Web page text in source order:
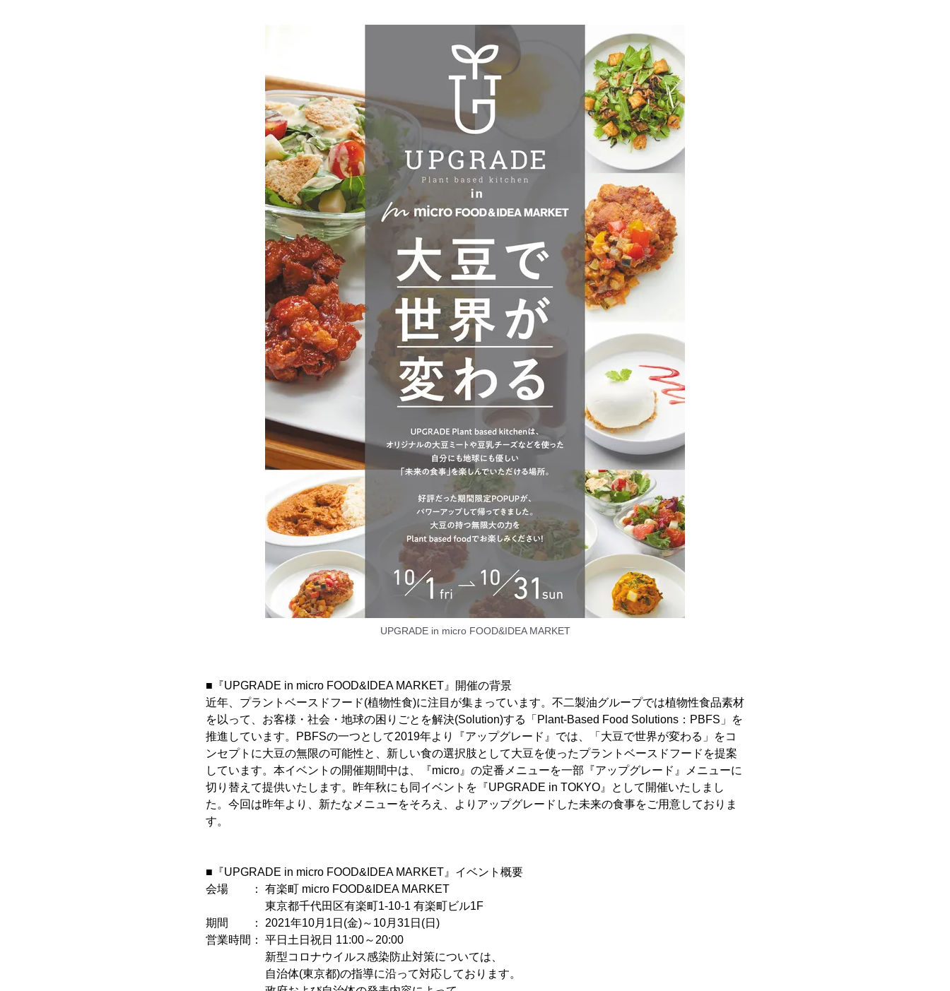
UPGRADE in micro FOOD&IDEA MARKET
■『UPGRADE in micro FOOD&IDEA MARKET』開催の背景
近年、プラントベースドフード(植物性食)に注目が集まっています。不二製油グループでは植物性食品素材
を以って、お客様・社会・地球の困りごとを解決(Solution)する「Plant-Based Food Solutions：PBFS」を
推進しています。PBFSの一つとして2019年より『アップグレード』では、「大豆で世界が変わる」をコ
ンセプトに大豆の無限の可能性と、新しい食の選択肢として大豆を使ったプラントベースドフードを提案
しています。本イベントの開催期間中は、『micro』の定番メニューを一部『アップグレード』メニューに
切り替えて提供いたします。昨年秋にも同イベントを『UPGRADE in TOKYO』として開催いたしまし
た。今回は昨年より、新たなメニューをそろえ、よりアップグレードした未来の食事をご用意しておりま
す。
■『UPGRADE in micro FOOD&IDEA MARKET』イベント概要
会場 ： 有楽町 micro FOOD&IDEA MARKET
東京都千代田区有楽町1-10-1 有楽町ビル1F
期間 ： 2021年10月1日(金)～10月31日(日)
営業時間： 平日土日祝日 11:00～20:00
新型コロナウイルス感染防止対策については、
自治体(東京都)の指導に沿って対応しております。